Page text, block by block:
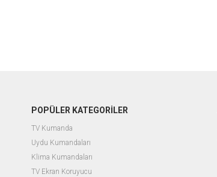
POPÜLER KATEGORİLER
TV Kumanda
Uydu Kumandaları
Klima Kumandaları
TV Ekran Koruyucu